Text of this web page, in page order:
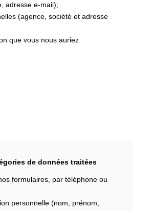
adresse e-mail);
(agence, société et adresse
que vous nous auriez
de données traitées
formulaires, par téléphone ou
personnelle (nom, prénom,